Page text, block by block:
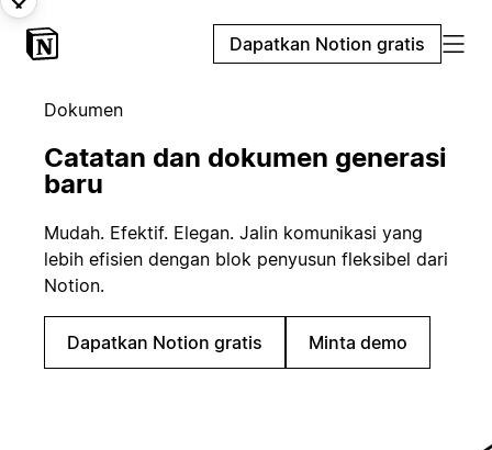
Dapatkan Notion gratis
Dokumen
Catatan dan dokumen generasi
baru
Mudah. Efektif. Elegan. Jalin komunikasi yang
lebih efisien dengan blok penyusun fleksibel dari
Notion.
Dapatkan Notion gratis Minta demo